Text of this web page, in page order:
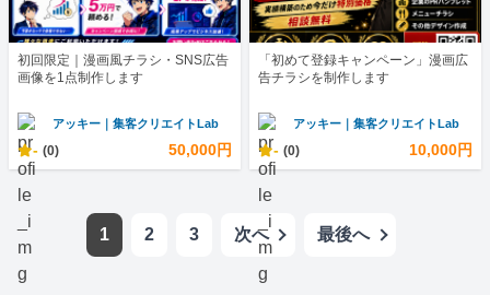
初回限定｜漫画風チラシ・SNS広告
画像を1点制作します
アッキー｜集客クリエイトLab
- (0) 50,000円
「初めて登録キャンペーン」漫画広
告チラシを制作します
アッキー｜集客クリエイトLab
- (0) 10,000円
1 2 3 次へ 最後へ